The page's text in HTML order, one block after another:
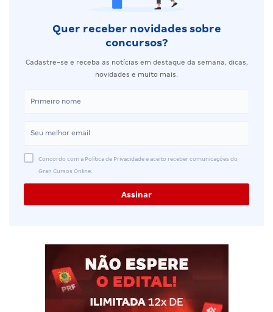
Quer receber novidades sobre
concursos?
Cadastre-se e receba as notícias em destaque da semana, dicas,
novidades e muito mais.
Concordo com a Política de Privacidade e aceito receber comunicações do
Gran Cursos Online.